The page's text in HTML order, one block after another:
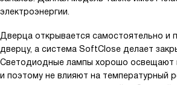
электроэнергии.
Дверца открывается самостоятельно и
дверцу, а система SoftClose делает
Светодиодные лампы хорошо освещают
и поэтому не влияют на температурный